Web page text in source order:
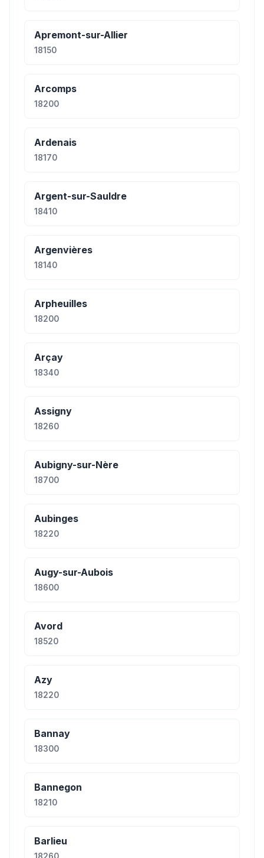
Apremont-sur-Allier
18150
Arcomps
18200
Ardenais
18170
Argent-sur-Sauldre
18410
Argenvières
18140
Arpheuilles
18200
Arçay
18340
Assigny
18260
Aubigny-sur-Nère
18700
Aubinges
18220
Augy-sur-Aubois
18600
Avord
18520
Azy
18220
Bannay
18300
Bannegon
18210
Barlieu